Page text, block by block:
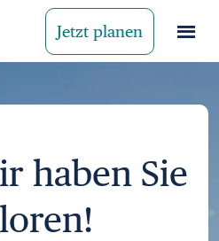
Jetzt planen
haben Sie